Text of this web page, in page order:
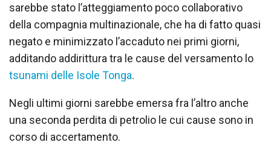
sarebbe stato l’atteggiamento poco collaborativo
della compagnia multinazionale, che ha di fatto quasi
negato e minimizzato l’accaduto nei primi giorni,
additando addirittura tra le cause del versamento lo
tsunami delle Isole Tonga.
Negli ultimi giorni sarebbe emersa fra l’altro anche
una seconda perdita di petrolio le cui cause sono in
corso di accertamento.